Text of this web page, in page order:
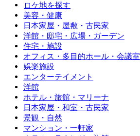
ロケ地を探す
美容・健康
日本家屋・屋敷・古民家
洋館・邸宅・広場・ガーデン
住宅・施設
オフィス・多目的ホール・会議室
娯楽施設
エンターテイメント
洋館
ホテル・旅館・マリーナ
日本家屋・和室・古民家
景観・自然
マンション・一軒家